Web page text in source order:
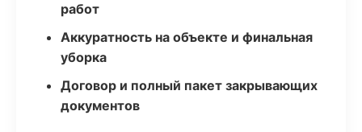
работ
Аккуратность на объекте и финальная
уборка
Договор и полный пакет закрывающих
документов